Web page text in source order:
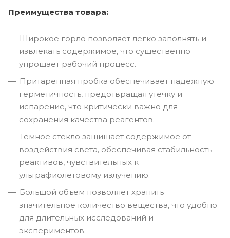
Преимущества товара:
Широкое горло позволяет легко заполнять и
извлекать содержимое, что существенно
упрощает рабочий процесс.
Притаренная пробка обеспечивает надежную
герметичность, предотвращая утечку и
испарение, что критически важно для
сохранения качества реагентов.
Темное стекло защищает содержимое от
воздействия света, обеспечивая стабильность
реактивов, чувствительных к
ультрафиолетовому излучению.
Большой объем позволяет хранить
значительное количество вещества, что удобно
для длительных исследований и
экспериментов.